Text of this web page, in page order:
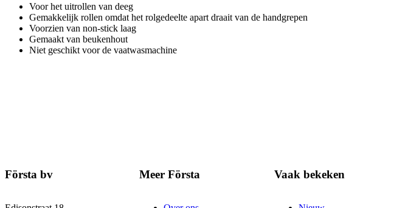
Voor het uitrollen van deeg
Gemakkelijk rollen omdat het rolgedeelte apart draait van de handgrepen
Voorzien van non-stick laag
Gemaakt van beukenhout
Niet geschikt voor de vaatwasmachine
Första bv Meer Första Vaak bekeken